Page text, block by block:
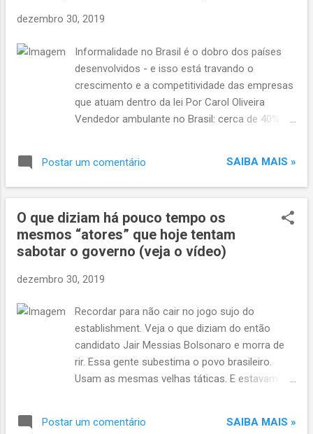
O próximo ano terá 251 dias úteis, dois a
dias da semana será maior: serão 11 contra
que poderão ser emendados com sábado e
domingo, contra dois em 2019. Esse efeito
trabalhar menos no próximo ano. A retomada
dezembro 30, 2019
Informalidade no Brasil é o dobro dos países
desenvolvidos - e isso está travando o
crescimento e a competitividade das empresas
que atuam dentro da lei Por Carol Oliveira
Vendedor ambulante no Brasil: cerca de 40%
na semana passada, o secretário de política
econômica do Ministério da Economia, Adolfo
tenha melhorado economicamente, em sua
visão, e feito um ajuste nas contas públicas,
um dos principais desafios brasileiros segue
Entra ano e sai ano, a baixa produtividade é
governantes como um ponto a ser atacado. O
Brasil está entre os países mais improdutivos
Argentina, Chile e Uruguai e de países de renda
americana The Conference Board, que compila
Postar um comentário SAIBA MAIS »
O que diziam há pouco tempo os
mesmos “atores” que hoje tentam
sabotar o governo (veja o vídeo)
dezembro 30, 2019
Recordar para não cair no jogo sujo do
establishment. Veja o que diziam do então
candidato Jair Messias Bolsonaro e morra de
rir. Essa gente subestima o povo brasileiro.
Usam as mesmas velhas táticas. E estavam
ECONOMIA Como a alta informalidade no Brasil
Postar um comentário SAIBA MAIS »